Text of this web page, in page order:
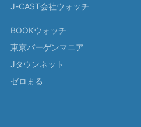
J-CAST会社ウォッチ
BOOKウォッチ
東京バーゲンマニア
Jタウンネット
ゼロまる